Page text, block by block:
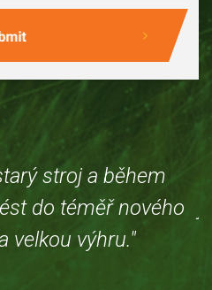
stroj a během
do téměř nového
velkou výhru."